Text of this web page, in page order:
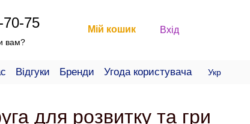
70-75
вам?
Мій кошик Вхід
Відгуки Бренди
Угода користувача
Укр
для розвитку та гри